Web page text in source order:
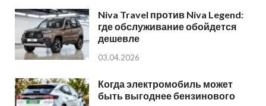
Niva Travel против Niva Legend:
где обслуживание обойдется
дешевле
03.04.2026
Когда электромобиль может
быть выгоднее бензинового